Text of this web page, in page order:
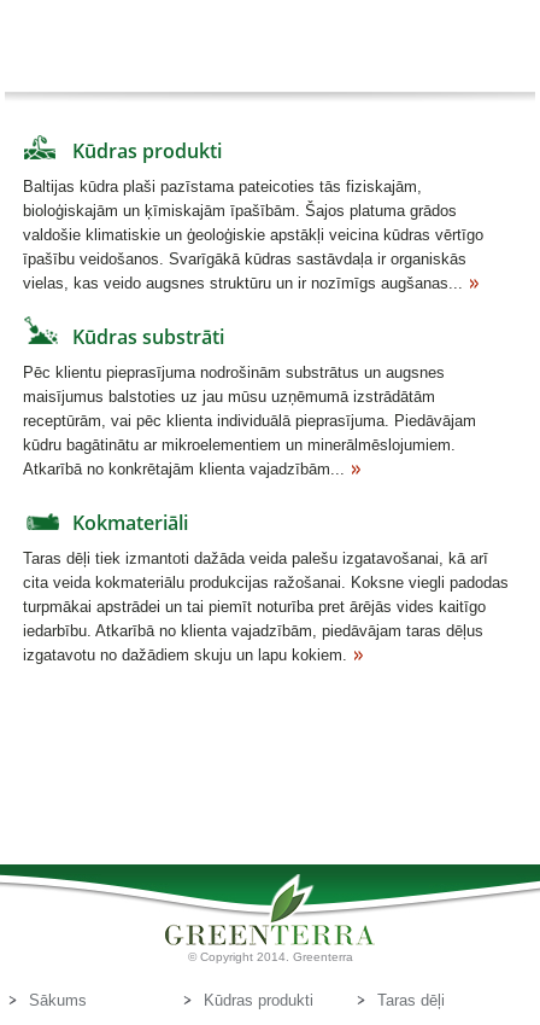
Kūdras produkti
Baltijas kūdra plaši pazīstama pateicoties tās fiziskajām,
bioloģiskajām un ķīmiskajām īpašībām. Šajos platuma grādos
valdošie klimatiskie un ģeoloģiskie apstākļi veicina kūdras vērtīgo
īpašību veidošanos. Svarīgākā kūdras sastāvdaļa ir organiskās
vielas, kas veido augsnes struktūru un ir nozīmīgs augšanas...
Kūdras substrāti
Pēc klientu pieprasījuma nodrošinām substrātus un augsnes
maisījumus balstoties uz jau mūsu uzņēmumā izstrādātām
receptūrām, vai pēc klienta individuālā pieprasījuma. Piedāvājam
kūdru bagātinātu ar mikroelementiem un minerālmēslojumiem.
Atkarībā no konkrētajām klienta vajadzībām...
Kokmateriāli
Taras dēļi tiek izmantoti dažāda veida palešu izgatavošanai, kā arī
cita veida kokmateriālu produkcijas ražošanai. Koksne viegli padodas
turpmākai apstrādei un tai piemīt noturība pret ārējās vides kaitīgo
iedarbību. Atkarībā no klienta vajadzībām, piedāvājam taras dēļus
izgatavotu no dažādiem skuju un lapu kokiem.
© Copyright 2014. Greenterra
Sākums Kūdras produkti
Taras dēļi